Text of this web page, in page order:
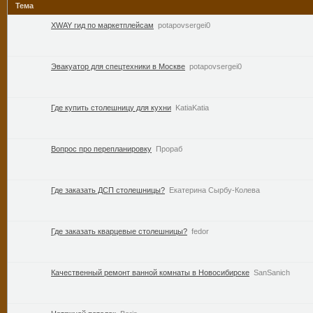
Тема
XWAY гид по маркетплейсам potapovsergei0
Эвакуатор для спецтехники в Москве potapovsergei0
Где купить столешницу для кухни KatiaKatia
Вопрос про перепланировку Прораб
Где заказать ДСП столешницы? Екатерина Сырбу-Колева
Где заказать кварцевые столешницы? fedor
Качественный ремонт ванной комнаты в Новосибирске SanSanich